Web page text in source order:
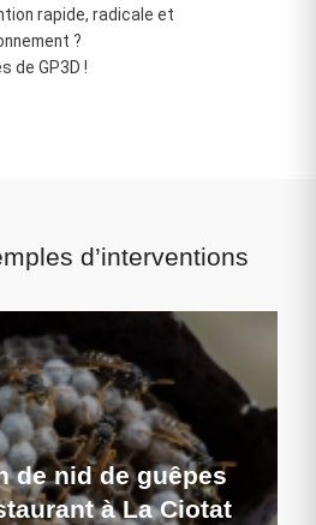
rapide, radicale et
?
de GP3D !
d’interventions
de nid de guêpes
à La Ciotat